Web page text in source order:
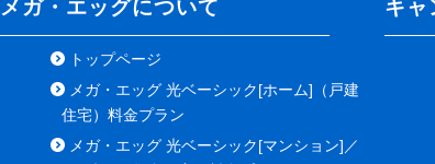
メガ・エッグについて
トップページ
メガ・エッグ 光ベーシック[ホーム]（戸建
住宅）料金プラン
メガ・エッグ 光ベーシック[マンション]／
キャ